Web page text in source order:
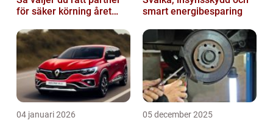
för säker körning året
smart energibesparing
04 januari 2026 05 december 2025